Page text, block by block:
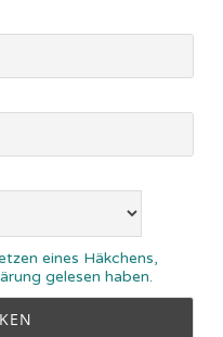
eines Häkchens,
gelesen haben.